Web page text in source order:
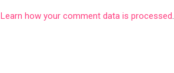
Learn how your comment data is processed.